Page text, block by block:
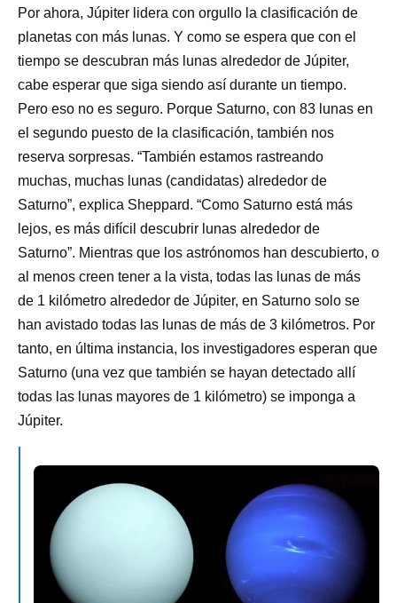
Por ahora, Júpiter lidera con orgullo la clasificación de
planetas con más lunas. Y como se espera que con el
tiempo se descubran más lunas alrededor de Júpiter,
cabe esperar que siga siendo así durante un tiempo.
Pero eso no es seguro. Porque Saturno, con 83 lunas en
el segundo puesto de la clasificación, también nos
reserva sorpresas. “También estamos rastreando
muchas, muchas lunas (candidatas) alrededor de
Saturno”, explica Sheppard. “Como Saturno está más
lejos, es más difícil descubrir lunas alrededor de
Saturno”. Mientras que los astrónomos han descubierto, o
al menos creen tener a la vista, todas las lunas de más
de 1 kilómetro alrededor de Júpiter, en Saturno solo se
han avistado todas las lunas de más de 3 kilómetros. Por
tanto, en última instancia, los investigadores esperan que
Saturno (una vez que también se hayan detectado allí
todas las lunas mayores de 1 kilómetro) se imponga a
Júpiter.